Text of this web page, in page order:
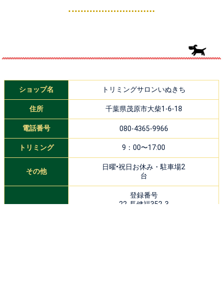
ショップ名 トリミングサロンいぬきち
住所 千葉県茂原市大柴1-6-18
電話番号 080-4365-9966
トリミング 9：00〜17:00
その他
日曜•祝日お休み・駐車場2
台
登録番号
22-長健福352-3